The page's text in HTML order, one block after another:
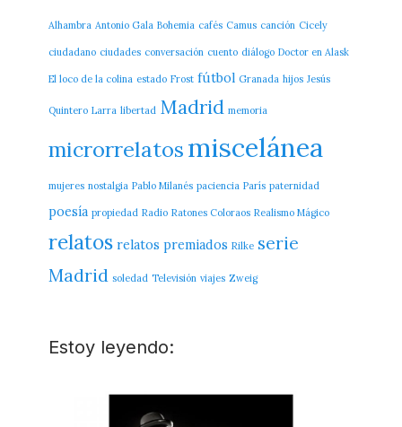
Alhambra Antonio Gala Bohemia cafés Camus canción Cicely
ciudadano ciudades conversación cuento diálogo Doctor en Alask
El loco de la colina estado Frost fútbol Granada hijos Jesús
Quintero Larra libertad Madrid memoria
microrrelatos miscelánea
mujeres nostalgia Pablo Milanés paciencia París paternidad
poesía propiedad Radio Ratones Coloraos Realismo Mágico
relatos relatos premiados Rilke serie
Madrid soledad Televisión viajes Zweig
Estoy leyendo: